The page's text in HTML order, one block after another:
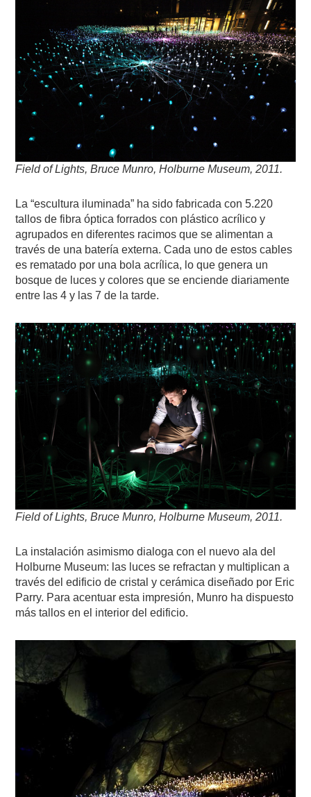
Field of Lights, Bruce Munro, Holburne Museum, 2011.
La “escultura iluminada” ha sido fabricada con 5.220
tallos de fibra óptica forrados con plástico acrílico y
agrupados en diferentes racimos que se alimentan a
través de una batería externa. Cada uno de estos cables
es rematado por una bola acrílica, lo que genera un
bosque de luces y colores que se enciende diariamente
entre las 4 y las 7 de la tarde.
Field of Lights, Bruce Munro, Holburne Museum, 2011.
La instalación asimismo dialoga con el nuevo ala del
Holburne Museum: las luces se refractan y multiplican a
través del edificio de cristal y cerámica diseñado por Eric
Parry. Para acentuar esta impresión, Munro ha dispuesto
más tallos en el interior del edificio.